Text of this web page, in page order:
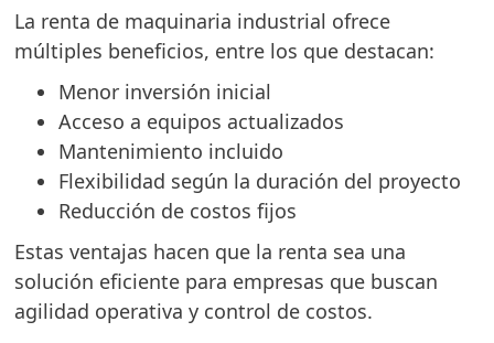
La renta de maquinaria industrial ofrece
múltiples beneficios, entre los que destacan:
Menor inversión inicial
Acceso a equipos actualizados
Mantenimiento incluido
Flexibilidad según la duración del proyecto
Reducción de costos fijos
Estas ventajas hacen que la renta sea una
solución eficiente para empresas que buscan
agilidad operativa y control de costos.